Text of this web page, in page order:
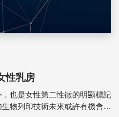
性乳房
也是女性第二性徵的明顯標記
物列印技術未來或許有機會重